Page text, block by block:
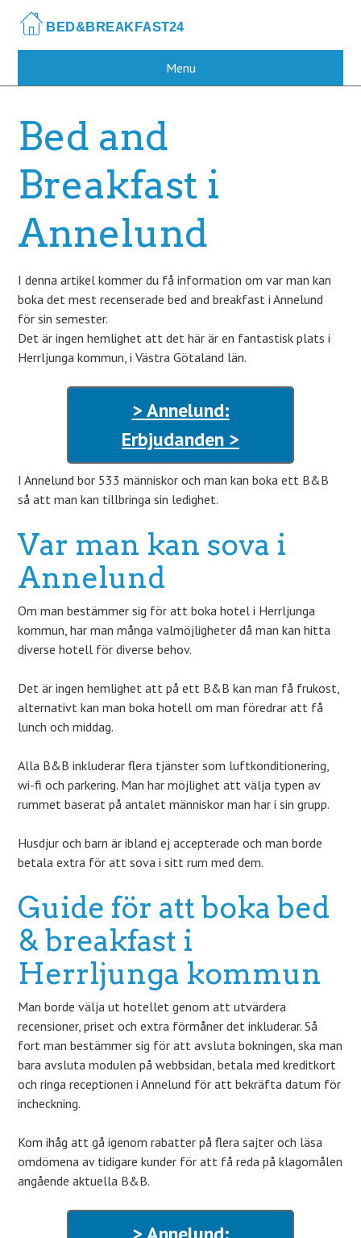
main
Menu
Bed and
Breakfast i
Annelund
I denna artikel kommer du få information om var man kan
boka det mest recenserade bed and breakfast i Annelund
för sin semester.
Det är ingen hemlighet att det här är en fantastisk plats i
Herrljunga kommun, i Västra Götaland län.
> Annelund:
Erbjudanden >
I Annelund bor 533 människor och man kan boka ett B&B
så att man kan tillbringa sin ledighet.
Var man kan sova i
Annelund
Om man bestämmer sig för att boka hotel i Herrljunga
kommun, har man många valmöjligheter då man kan hitta
diverse hotell för diverse behov.
Det är ingen hemlighet att på ett B&B kan man få frukost,
alternativt kan man boka hotell om man föredrar att få
lunch och middag.
Alla B&B inkluderar flera tjänster som luftkonditionering,
wi-fi och parkering. Man har möjlighet att välja typen av
rummet baserat på antalet människor man har i sin grupp.
Husdjur och barn är ibland ej accepterade och man borde
betala extra för att sova i sitt rum med dem.
Guide för att boka bed
& breakfast i
Herrljunga kommun
Man borde välja ut hotellet genom att utvärdera
recensioner, priset och extra förmåner det inkluderar. Så
fort man bestämmer sig för att avsluta bokningen, ska man
bara avsluta modulen på webbsidan, betala med kreditkort
och ringa receptionen i Annelund för att bekräfta datum för
incheckning.
Kom ihåg att gå igenom rabatter på flera sajter och läsa
omdömena av tidigare kunder för att få reda på klagomålen
angående aktuella B&B.